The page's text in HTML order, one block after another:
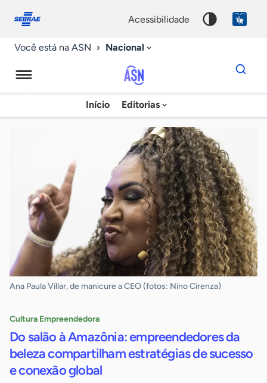
conosco
acessibilidade
Você está na ASN Nacional
Agência
Sebrae
de
Notícias
Início Editorias
Dados
para
chave
Ana Paula Villar, de manicure a CEO (fotos: Nino Cirenza)
Cultura Empreendedora
Do salão à Amazônia: empreendedores da
beleza compartilham estratégias de sucesso
e conexão global